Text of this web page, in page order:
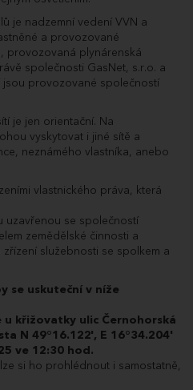
je nadzemní vedení VVN a
a provozované
provozovaná plynárenská
společnosti GasNet, s.r.o. a
jsou provozované společností
je jen orientační. Na
vyskytovat i jiné sítě a
neznámého vlastníka, anebo
vlastnického práva, která
uzavřenou se společností
zemědělské činnosti a
služebnosti se spolkem a
se uskuteční v níže
křižovatky ulic Černohorská
N 49°16.122', E 16°34.204'
ve 12:30 hod.
si ho prohlédnout i samostatně,